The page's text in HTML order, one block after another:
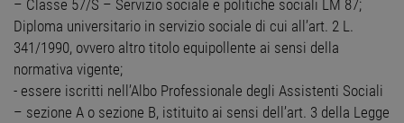
– Classe 57/S – Servizio sociale e politiche sociali LM 87;
Diploma universitario in servizio sociale di cui all’art. 2 L.
341/1990, ovvero altro titolo equipollente ai sensi della
normativa vigente;
- essere iscritti nell’Albo Professionale degli Assistenti Sociali
– sezione A o sezione B, istituito ai sensi dell’art. 3 della Legge